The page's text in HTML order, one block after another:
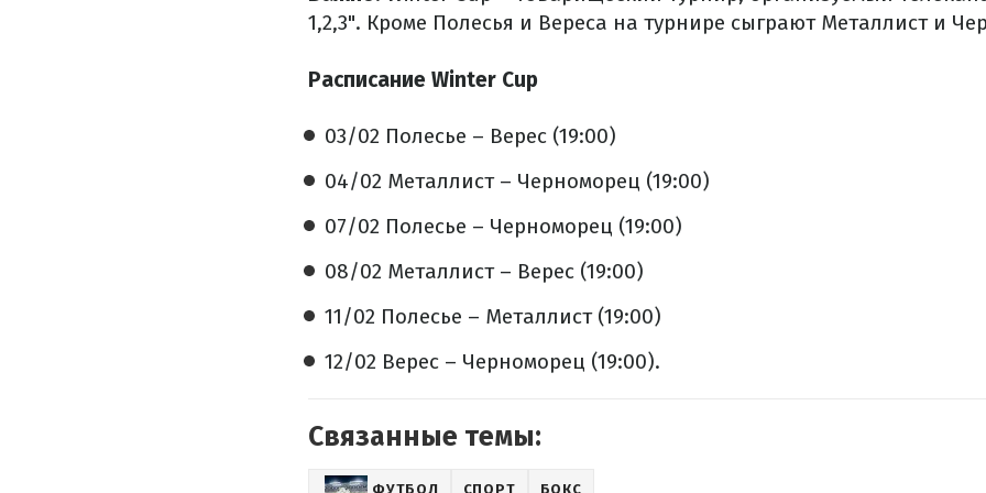
1,2,3". Кроме Полесья и Вереса на турнире сыграют Металлист и
Расписание Winter Cup
03/02 Полесье – Верес (19:00)
04/02 Металлист – Черноморец (19:00)
07/02 Полесье – Черноморец (19:00)
08/02 Металлист – Верес (19:00)
11/02 Полесье – Металлист (19:00)
12/02 Верес – Черноморец (19:00).
Связанные темы:
ФУТБОЛ СПОРТ БОКС